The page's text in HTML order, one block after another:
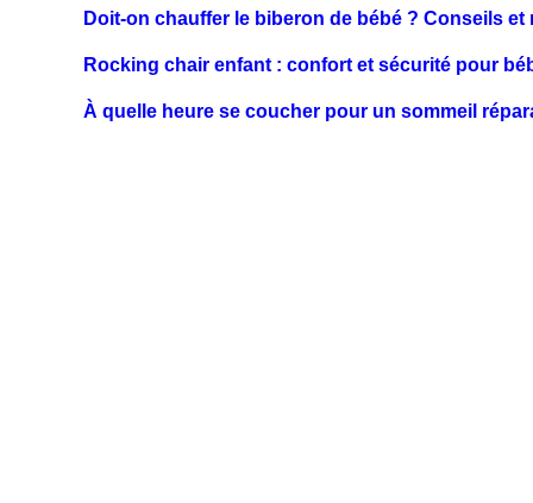
Doit-on chauffer le biberon de bébé ? Conseils
Rocking chair enfant : confort et sécurité pour
À quelle heure se coucher pour un sommeil